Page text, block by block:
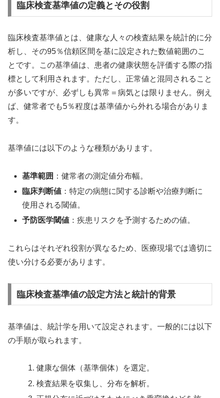
臨床検査基準値の定義とその役割
臨床検査基準値とは、健康な人々の検査結果を統計的に分
析し、その95％信頼区間を基に設定された数値範囲のこ
とです。この基準値は、患者の健康状態を評価する際の指
標として利用されます。ただし、正常値と混同されること
が多いですが、必ずしも異常＝病気とは限りません。例え
ば、健常者でも5％程度は基準値から外れる場合がありま
す。
基準値には以下のような種類があります。
基準範囲 ：健常者の測定値分布幅。
臨床判断値 ：特定の病態に関する診断や治療判断に
使用される閾値。
予防医学閾値 ：疾患リスクを予測するための値。
これらはそれぞれ役割が異なるため、医療現場では適切に
使い分ける必要があります。
臨床検査基準値の設定方法と統計的背景
基準値は、統計学を用いて設定されます。一般的には以下
の手順が取られます。
健康な個体（基準個体）を選定。
検査結果を収集し、分布を解析。